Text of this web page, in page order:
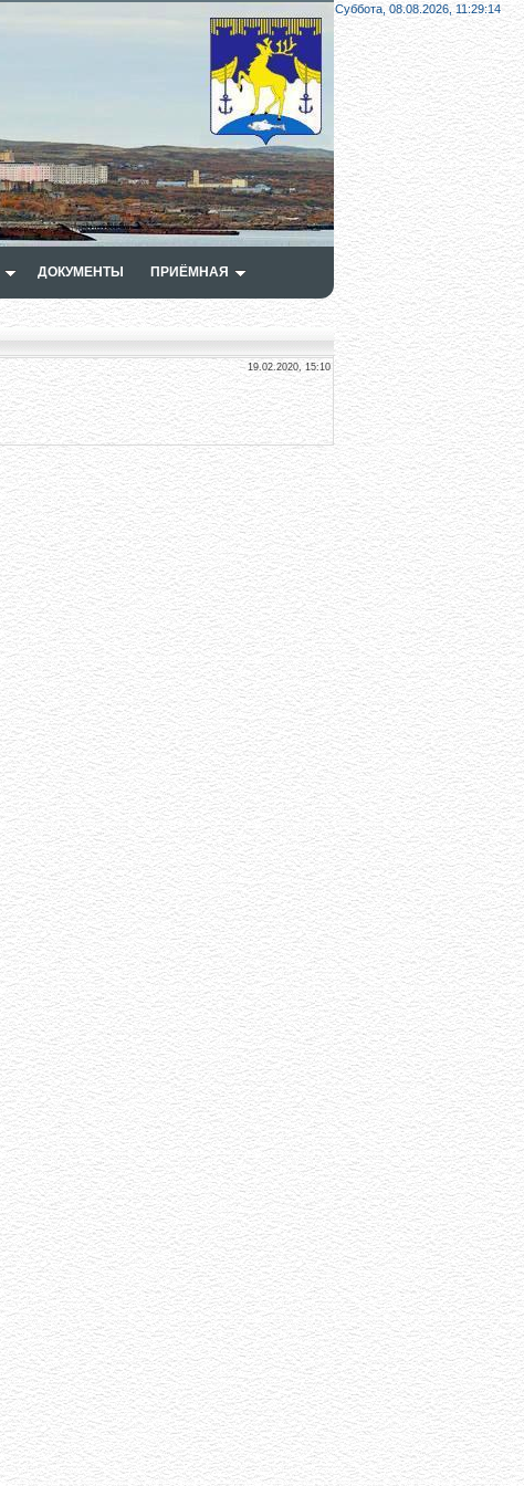
Суббота, 08.08.2026,11:29:14
ДОКУМЕНТЫ ПРИЁМНАЯ
19.02.2020, 15:10